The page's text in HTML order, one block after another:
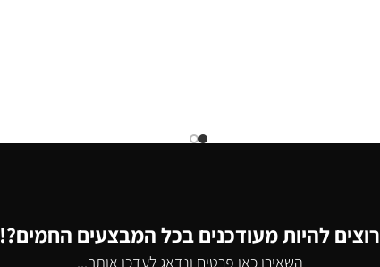
רוצים להיות מעודכנים בכל המבצעים החמים?!
השאירו כאן פרטים ונדאג לעדכן אותך...